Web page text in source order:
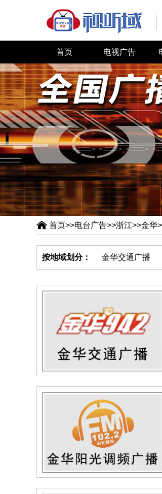
首页 电视广告
 首页>>电台广告>>浙江>>金华
按地域划分： 金华交通广播